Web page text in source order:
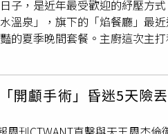
但他拿下金馬影帝後，慶功宴
接下劇本。吳慷仁回歸台劇 ，
歸台劇，演出由《一把青》、《
。由於吳慷仁簽約中國公司遭
走更遠，因為你身上就是流著
》（The Naked Gun 2½）中
演出熱門美劇《歡樂酒店》（
台劇演員，足跡遍及百老匯及
'39》，在劇中飾演「喬」（
技獲得當地劇評家的高度讚譽
子，是近年最受歡迎的紓壓方
溫泉」，旗下的「焰餐廳」最
的夏季晚間套餐。主廚這次主
，在山林與溫泉的陪伴下，來
饕客這次帶領廚藝團隊全面升
部周遊列國的遊記，他曾留
三國語言，更把多元文化的精
廚Alan以「匠心熟成」獻上旬
開顱手術」昏迷5天